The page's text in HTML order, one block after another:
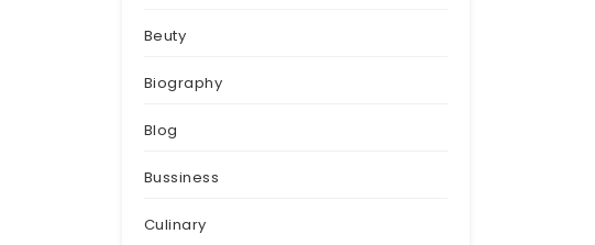
Beuty
Biography
Blog
Bussiness
Culinary